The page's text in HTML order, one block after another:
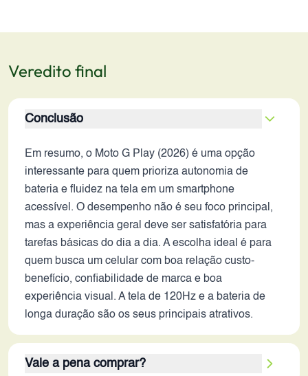
Veredito final
Conclusão
Em resumo, o Moto G Play (2026) é uma opção
interessante para quem prioriza autonomia de
bateria e fluidez na tela em um smartphone
acessível. O desempenho não é seu foco principal,
mas a experiência geral deve ser satisfatória para
tarefas básicas do dia a dia. A escolha ideal é para
quem busca um celular com boa relação custo-
benefício, confiabilidade de marca e boa
experiência visual. A tela de 120Hz e a bateria de
longa duração são os seus principais atrativos.
Vale a pena comprar?